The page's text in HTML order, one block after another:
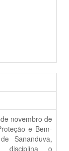
novembro de
e Bem-
Sananduva,
disciplina o